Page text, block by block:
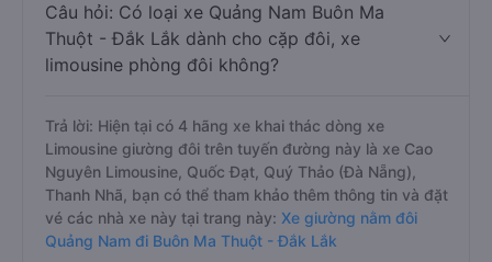
Câu hỏi: Có loại xe Quảng Nam Buôn Ma
Thuột - Đắk Lắk dành cho cặp đôi, xe
limousine phòng đôi không?
Trả lời: Hiện tại có 4 hãng xe khai thác dòng xe
Limousine giường đôi trên tuyến đường này là xe Cao
Nguyên Limousine, Quốc Đạt, Quý Thảo (Đà Nẵng),
Thanh Nhã, bạn có thể tham khảo thêm thông tin và đặt
vé các nhà xe này tại trang này: Xe giường nằm đôi
Quảng Nam đi Buôn Ma Thuột - Đắk Lắk